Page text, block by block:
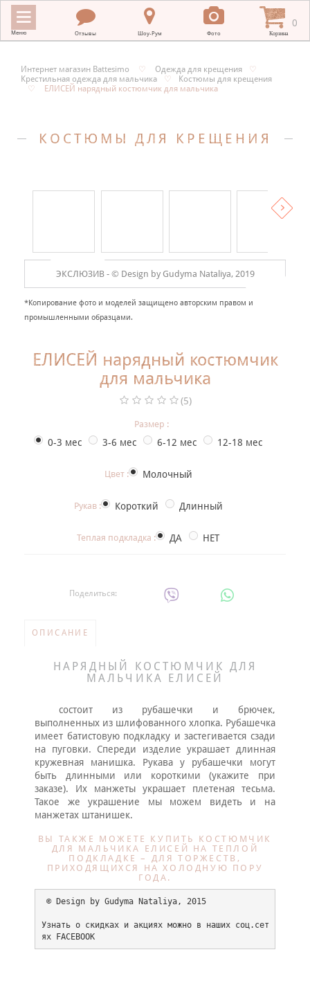
0
Корзина
Меню
ИНТЕРНЕТ МАГАЗИН BATTESIMO
МЕРНЫЕ ИКОНЫ
НАРЯДНАЯ ОДЕЖДА ДЛЯ ДЕТЕЙ
Фотогалерея
Помощь покупателю
ИМЕННАЯ ВЫШИВКА
Отзывы Шоу-Рум Фото
Интернет магазин Battesimo ♡ Одежда для крещения
♡
Крестильная одежда для мальчика
♡
Костюмы для крещения
♡
ЕЛИСЕЙ нарядный костюмчик для мальчика
КОСТЮМЫ ДЛЯ КРЕЩЕНИЯ
ЭКСЛЮЗИВ - © Design by Gudyma Nataliya, 2019
*Копирование фото и моделей защищено авторским правом и
промышленными образцами.
ЕЛИСЕЙ нарядный костюмчик
для мальчика
(5)
Размер :
0-3 мес 3-6 мес 6-12 мес 12-18 мес
Цвет : Молочный
Рукав : Короткий Длинный
Теплая подкладка : ДА НЕТ
Поделиться:
ОПИСАНИЕ
НАРЯДНЫЙ КОСТЮМЧИК ДЛЯ
МАЛЬЧИКА ЕЛИСЕЙ
состоит из рубашечки и брючек,
выполненных из шлифованного хлопка. Рубашечка
имеет батистовую подкладку и застегивается сзади
на пуговки. Спереди изделие украшает длинная
кружевная манишка. Рукава у рубашечки могут
быть длинными или короткими (укажите при
заказе). Их манжеты украшает плетеная тесьма.
Такое же украшение мы можем видеть и на
манжетах штанишек.
ВЫ ТАКЖЕ МОЖЕТЕ КУПИТЬ КОСТЮМЧИК
ДЛЯ МАЛЬЧИКА ЕЛИСЕЙ НА ТЕПЛОЙ
ПОДКЛАДКЕ – ДЛЯ ТОРЖЕСТВ,
ПРИХОДЯЩИХСЯ НА ХОЛОДНУЮ ПОРУ
ГОДА.
© Design by Gudyma Nataliya, 2015
Узнать о скидках и акциях можно в наших соц.сет
ях FACEBOOK